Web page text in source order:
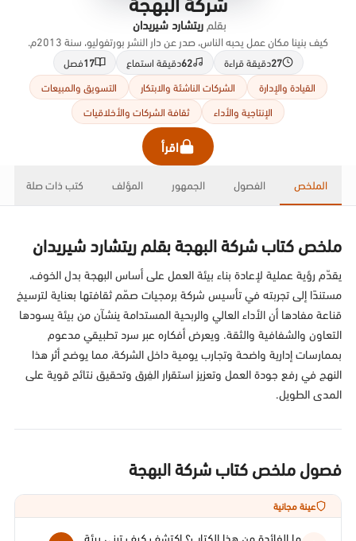
بقلم ريتشارد شيريدان
كيف بنينا مكان عمل يحبه الناس، صدر عن دار النشر بورتفوليو، سنة 2013م.
27دقيقة قراءة 62دقيقة استماع 17فصل
القيادة والإدارة
الشركات الناشئة والابتكار
التسويق والمبيعات
الإنتاجية والأداء
ثقافة الشركات والأخلاقيات
اقرأ
الملخص الفصول الجمهور المؤلف كتب ذات صلة
ملخص كتاب شركة البهجة بقلم ريتشارد شيريدان
يقدّم رؤية عملية لإعادة بناء بيئة العمل على أساس البهجة بدل الخوف،
مستندًا إلى تجربته في تأسيس شركة برمجيات صمّم ثقافتها بعناية لترسيخ
قناعة مفادها أن الأداء العالي والربحية المستدامة ينشآن من بيئة يسودها
التعاون والشفافية والثقة. ويعرض أفكاره عبر سرد تطبيقي مدعوم
بممارسات إدارية واضحة وتجارب يومية داخل الشركة، مما يوضح أثر هذا
النهج في رفع جودة العمل وتعزيز استقرار الفِرق وتحقيق نتائج قوية على
المدى الطويل.
فصول ملخص كتاب شركة البهجة
عينة مجانية
ما الفائدة من هذا الكتاب؟ اكتشف كيف تبني بيئة